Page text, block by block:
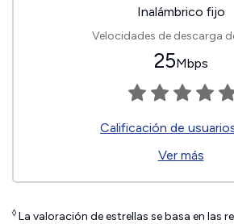
Inalámbrico fijo
Velocidades de descarga
25Mbps
Calificación de
Ver más
◊ La valoración de estrellas se basa en las